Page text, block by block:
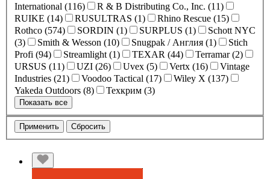
International (116)
R & B Distributing Co., Inc. (11)
RUIKE (14)
RUSULTRAS (1)
Rhino Rescue (15)
Rothco (574)
SORDIN (1) SURPLUS (1)
Schott NYC
(3)
Smith & Wesson (10) Snugpak / Англия (1)
Stich
Profi (94)
Streamlight (1) TEXAR (44)
Terramar (2)
URSUS (11)
UZI (26) Uvex (5) Vertx (16)
Vintage
Industries (21)
Voodoo Tactical (17)
Wiley X (137)
Yakeda Outdoors (8)
Техкрим (3)
Показать все
Применить Сбросить